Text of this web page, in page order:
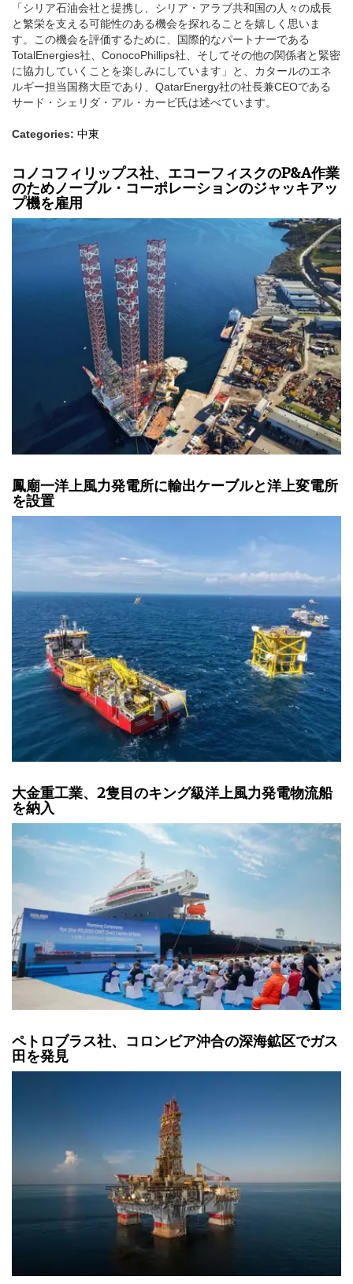
「シリア石油会社と提携し、シリア・アラブ共和国の人々の成長
と繁栄を支える可能性のある機会を探れることを嬉しく思いま
す。この機会を評価するために、国際的なパートナーである
TotalEnergies社、ConocoPhillips社、そしてその他の関係者と緊密
に協力していくことを楽しみにしています」と、カタールのエネ
ルギー担当国務大臣であり、QatarEnergy社の社長兼CEOである
サード・シェリダ・アル・カービ氏は述べています。
Categories: 中東
コノコフィリップス社、エコーフィスクのP&A作業
のためノーブル・コーポレーションのジャッキアッ
プ機を雇用
鳳廟一洋上風力発電所に輸出ケーブルと洋上変電所
を設置
大金重工業、2隻目のキング級洋上風力発電物流船
を納入
ペトロブラス社、コロンビア沖合の深海鉱区でガス
田を発見